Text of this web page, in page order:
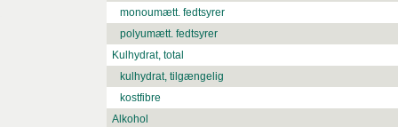
monoumætt. fedtsyrer
polyumætt. fedtsyrer
Kulhydrat, total
kulhydrat, tilgængelig
kostfibre
Alkohol